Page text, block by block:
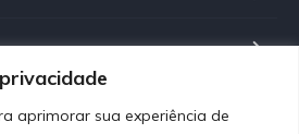
aprimorar sua experiência de